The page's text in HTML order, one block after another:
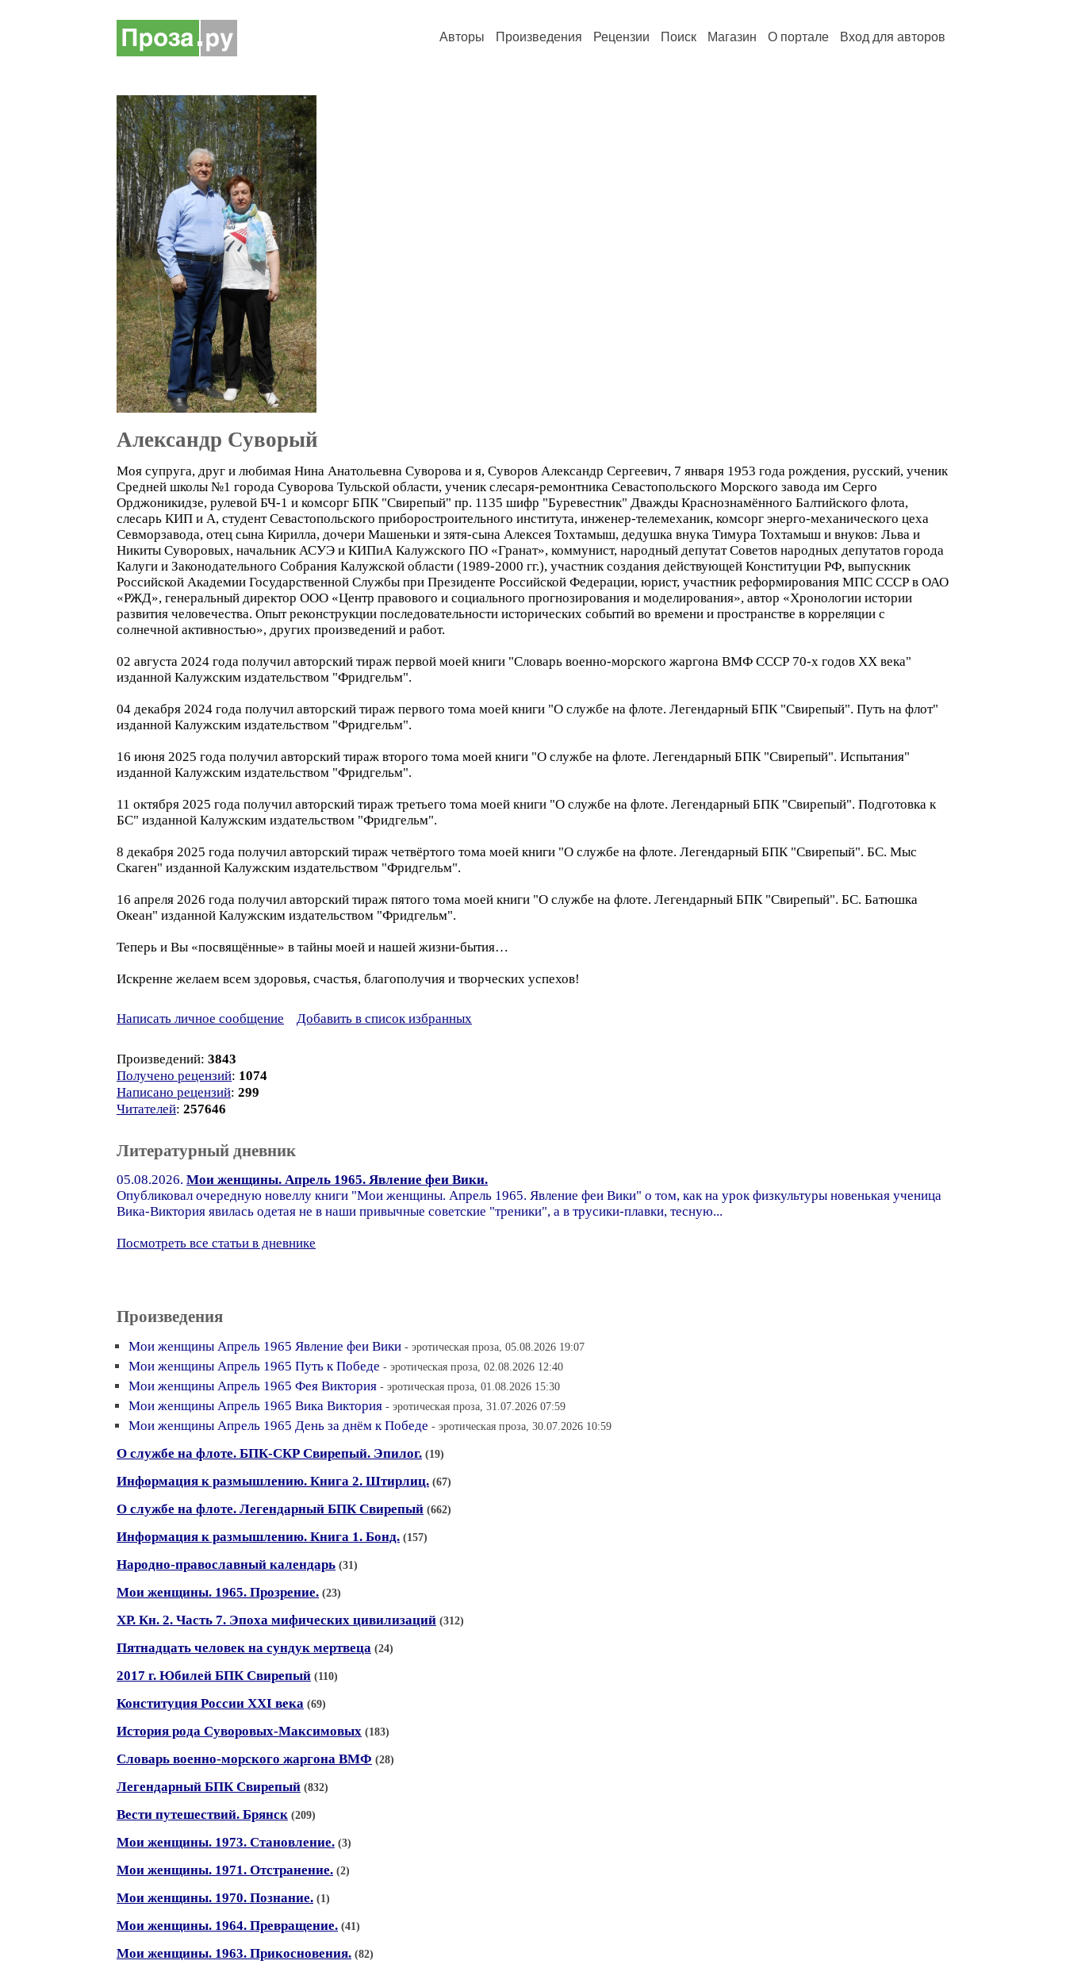
Авторы Произведения Рецензии Поиск Магазин О портале Вход для авторов
Александр Суворый
Моя супруга, друг и любимая Нина Анатольевна Суворова и я, Суворов Александр Сергеевич, 7 января 1953 года рождения, русский, ученик
Средней школы №1 города Суворова Тульской области, ученик слесаря-ремонтника Севастопольского Морского завода им Серго
Орджоникидзе, рулевой БЧ-1 и комсорг БПК "Свирепый" пр. 1135 шифр "Буревестник" Дважды Краснознамённого Балтийского флота,
слесарь КИП и А, студент Севастопольского приборостроительного института, инженер-телемеханик, комсорг энерго-механического цеха
Севморзавода, отец сына Кирилла, дочери Машеньки и зятя-сына Алексея Тохтамыш, дедушка внука Тимура Тохтамыш и внуков: Льва и
Никиты Суворовых, начальник АСУЭ и КИПиА Калужского ПО «Гранат», коммунист, народный депутат Советов народных депутатов города
Калуги и Законодательного Собрания Калужской области (1989-2000 гг.), участник создания действующей Конституции РФ, выпускник
Российской Академии Государственной Службы при Президенте Российской Федерации, юрист, участник реформирования МПС СССР в ОАО
«РЖД», генеральный директор ООО «Центр правового и социального прогнозирования и моделирования», автор «Хронологии истории
развития человечества. Опыт реконструкции последовательности исторических событий во времени и пространстве в корреляции с
солнечной активностью», других произведений и работ.
02 августа 2024 года получил авторский тираж первой моей книги "Словарь военно-морского жаргона ВМФ СССР 70-х годов XX века"
изданной Калужским издательством "Фридгельм".
04 декабря 2024 года получил авторский тираж первого тома моей книги "О службе на флоте. Легендарный БПК "Свирепый". Путь на флот"
изданной Калужским издательством "Фридгельм".
16 июня 2025 года получил авторский тираж второго тома моей книги "О службе на флоте. Легендарный БПК "Свирепый". Испытания"
изданной Калужским издательством "Фридгельм".
11 октября 2025 года получил авторский тираж третьего тома моей книги "О службе на флоте. Легендарный БПК "Свирепый". Подготовка к
БС" изданной Калужским издательством "Фридгельм".
8 декабря 2025 года получил авторский тираж четвёртого тома моей книги "О службе на флоте. Легендарный БПК "Свирепый". БС. Мыс
Скаген" изданной Калужским издательством "Фридгельм".
16 апреля 2026 года получил авторский тираж пятого тома моей книги "О службе на флоте. Легендарный БПК "Свирепый". БС. Батюшка
Океан" изданной Калужским издательством "Фридгельм".
Теперь и Вы «посвящённые» в тайны моей и нашей жизни-бытия…
Искренне желаем всем здоровья, счастья, благополучия и творческих успехов!
Написать личное сообщение Добавить в список избранных
Произведений: 3843
Получено рецензий: 1074
Написано рецензий: 299
Читателей: 257646
Литературный дневник
05.08.2026. Мои женщины. Апрель 1965. Явление феи Вики.
Опубликовал очередную новеллу книги "Мои женщины. Апрель 1965. Явление феи Вики" о том, как на урок физкультуры новенькая ученица
Вика-Виктория явилась одетая не в наши привычные советские "треники", а в трусики-плавки, тесную...
Посмотреть все статьи в дневнике
Произведения
Мои женщины Апрель 1965 Явление феи Вики - эротическая проза, 05.08.2026 19:07
Мои женщины Апрель 1965 Путь к Победе - эротическая проза, 02.08.2026 12:40
Мои женщины Апрель 1965 Фея Виктория - эротическая проза, 01.08.2026 15:30
Мои женщины Апрель 1965 Вика Виктория - эротическая проза, 31.07.2026 07:59
Мои женщины Апрель 1965 День за днём к Победе - эротическая проза, 30.07.2026 10:59
О службе на флоте. БПК-СКР Свирепый. Эпилог. (19)
Информация к размышлению. Книга 2. Штирлиц. (67)
О службе на флоте. Легендарный БПК Свирепый (662)
Информация к размышлению. Книга 1. Бонд. (157)
Народно-православный календарь (31)
Мои женщины. 1965. Прозрение. (23)
ХР. Кн. 2. Часть 7. Эпоха мифических цивилизаций (312)
Пятнадцать человек на сундук мертвеца (24)
2017 г. Юбилей БПК Свирепый (110)
Конституция России XXI века (69)
История рода Суворовых-Максимовых (183)
Словарь военно-морского жаргона ВМФ (28)
Легендарный БПК Свирепый (832)
Вести путешествий. Брянск (209)
Мои женщины. 1973. Становление. (3)
Мои женщины. 1971. Отстранение. (2)
Мои женщины. 1970. Познание. (1)
Мои женщины. 1964. Превращение. (41)
Мои женщины. 1963. Прикосновения. (82)